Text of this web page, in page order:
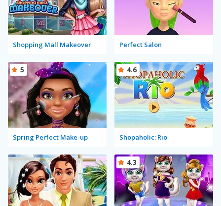
Shopping Mall Makeover Perfect Salon
Spring Perfect Make-up
5
Shopaholic: Rio
4.6
4.3